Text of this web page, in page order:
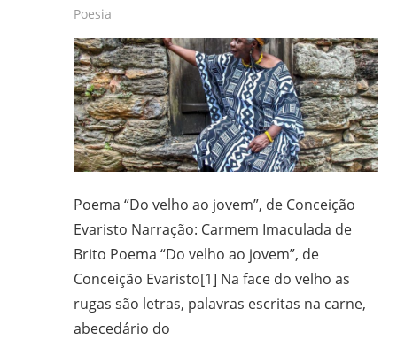
gilvanderufmg@gmail.com
www.gilvander.org.br
www.freigilvander.blogspot.com.br
www.twitter.com/gilvanderluis
facebook:
Gilvander
Poesia
Poema “Do velho ao jovem”, de Conceição
Evaristo Narração: Carmem Imaculada de
Brito Poema “Do velho ao jovem”, de
Conceição Evaristo[1] Na face do velho as
rugas são letras, palavras escritas na carne,
abecedário do